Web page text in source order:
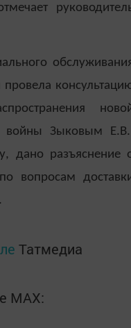
войны Зыковым
дано разъяснение
вопросам
.
Татмедиа
MАХ: